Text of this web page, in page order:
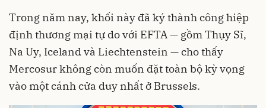
Trong năm nay, khối này đã ký thành công hiệp
định thương mại tự do với EFTA — gồm Thụy Sĩ,
Na Uy, Iceland và Liechtenstein — cho thấy
Mercosur không còn muốn đặt toàn bộ kỳ vọng
vào một cánh cửa duy nhất ở Brussels.